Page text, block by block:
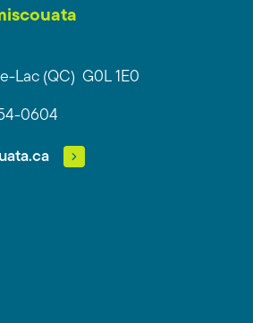
Lac (QC) G0L 1E0
0604